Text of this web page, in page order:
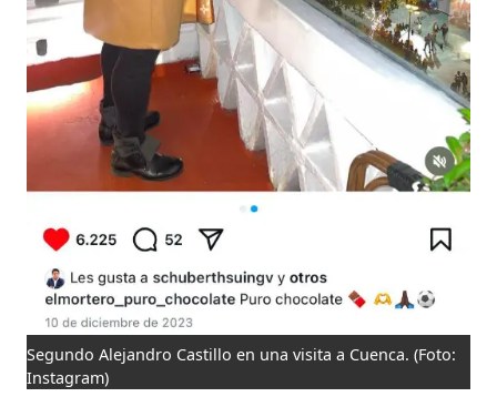
Segundo Alejandro Castillo en una visita a Cuenca. (Foto:
Instagram)